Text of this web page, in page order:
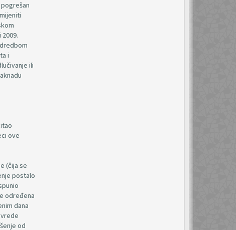
i
ili
ove
(čija se
postalo
određena
dana
od